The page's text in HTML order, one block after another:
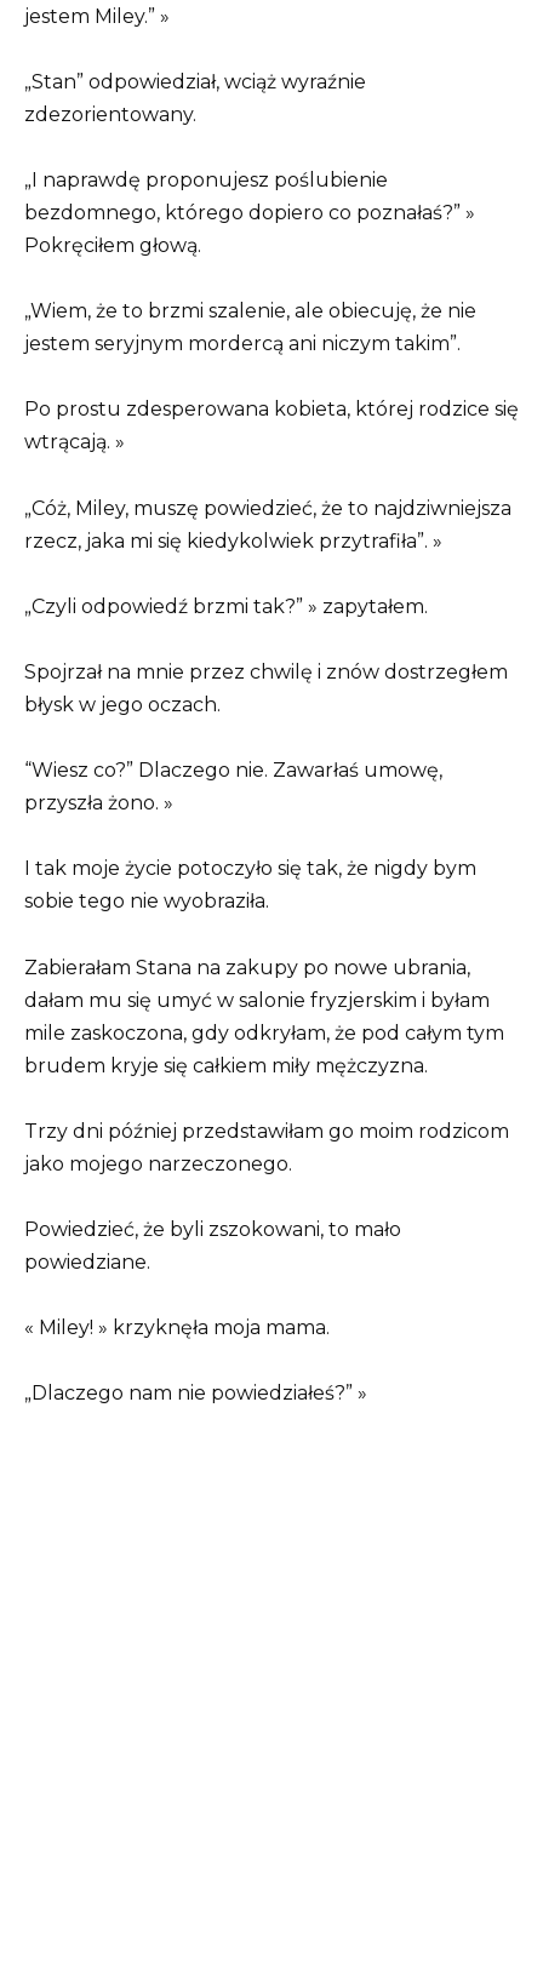
jestem Miley.” »
„Stan” odpowiedział, wciąż wyraźnie
zdezorientowany.
„I naprawdę proponujesz poślubienie
bezdomnego, którego dopiero co poznałaś?” »
Pokręciłem głową.
„Wiem, że to brzmi szalenie, ale obiecuję, że nie
jestem seryjnym mordercą ani niczym takim”.
Po prostu zdesperowana kobieta, której rodzice się
wtrącają. »
„Cóż, Miley, muszę powiedzieć, że to najdziwniejsza
rzecz, jaka mi się kiedykolwiek przytrafiła”. »
„Czyli odpowiedź brzmi tak?” » zapytałem.
Spojrzał na mnie przez chwilę i znów dostrzegłem
błysk w jego oczach.
“Wiesz co?” Dlaczego nie. Zawarłaś umowę,
przyszła żono. »
I tak moje życie potoczyło się tak, że nigdy bym
sobie tego nie wyobraziła.
Zabierałam Stana na zakupy po nowe ubrania,
dałam mu się umyć w salonie fryzjerskim i byłam
mile zaskoczona, gdy odkryłam, że pod całym tym
brudem kryje się całkiem miły mężczyzna.
Trzy dni później przedstawiłam go moim rodzicom
jako mojego narzeczonego.
Powiedzieć, że byli zszokowani, to mało
powiedziane.
« Miley! » krzyknęła moja mama.
„Dlaczego nam nie powiedziałeś?” »